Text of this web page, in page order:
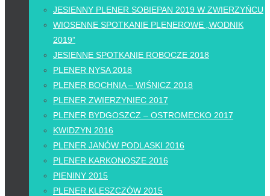
JESIENNY PLENER SOBIEPAN 2019 W ZWIERZYŃCU
WIOSENNE SPOTKANIE PLENEROWE „WODNIK
2019”
JESIENNE SPOTKANIE ROBOCZE 2018
PLENER NYSA 2018
PLENER BOCHNIA – WIŚNICZ 2018
PLENER ZWIERZYNIEC 2017
PLENER BYDGOSZCZ – OSTROMECKO 2017
KWIDZYN 2016
PLENER JANÓW PODLASKI 2016
PLENER KARKONOSZE 2016
PIENINY 2015
PLENER KLESZCZÓW 2015